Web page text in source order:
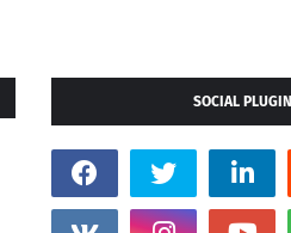
SOCIAL PLUGIN